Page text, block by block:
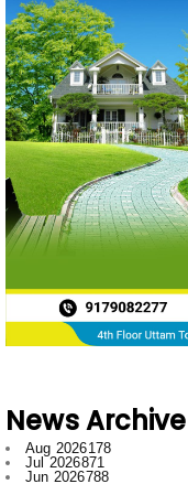
News Archive
Jun 2026
788
May 2026719
Apr 2026597
Mar 2026596
Feb 2026634